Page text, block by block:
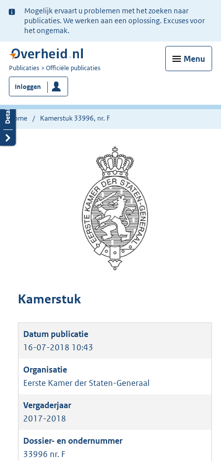
Ter
informatie:
Mogelijk ervaart u problemen met het zoeken naar
publicaties. We werken aan een oplossing. Excuses voor
het ongemak.
Menu
U
bent
nu
hier:
Publicaties Officiële publicaties
Inloggen
Home Kamerstuk 33996, nr. F
Kamerstuk
16-07-2018 10:43
Eerste Kamer der Staten-Generaal
2017-2018
33996 nr. F